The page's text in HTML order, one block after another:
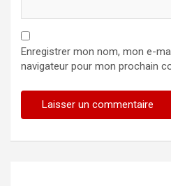
Enregistrer mon nom, mon e-
navigateur pour mon prochain